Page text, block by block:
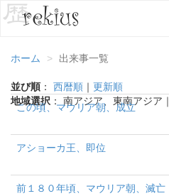
ホーム 出来事一覧
並び順 ： 西暦順 ｜ 更新順
地域選択 ： 南アジア、東南アジア｜
この頃、マウリア朝、成立
アショーカ王、即位
前１８０年頃、マウリア朝、滅亡